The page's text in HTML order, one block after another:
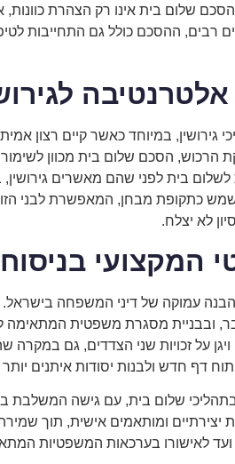
שלום בית אינו רק הצהרת
ההסכם כולל גם התחייבות לטיפול
במיוחד כאשר קיים רצון
הרכוש, הסכם שלום בית מכוון
לשלום בית לפני שהם מאשרים
כתקופת מבחן, המאפשרת לבני הזוג
לא יצלח.
המקצועי
עמוקה של דיני המשפחה בישראל.
ובבניית מסגרת משפטית המתאימה
על זכויות שני הצדדים, גם במקרה
דף חדש ולבנות יסודות איתנים
בתהליכי שלום בית, עם גישה המשלבת
יצירתיים ומותאמים אישית, תוך
לאישורו בערכאות המשפטיות